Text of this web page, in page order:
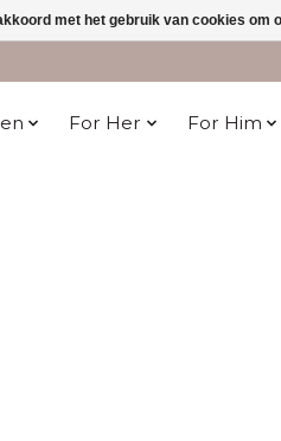
For Her For Him
met het gebruik van cookies om